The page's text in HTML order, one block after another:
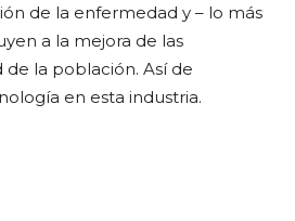
de la enfermedad y – lo más
a la mejora de las
de la población. Así de
en esta industria.